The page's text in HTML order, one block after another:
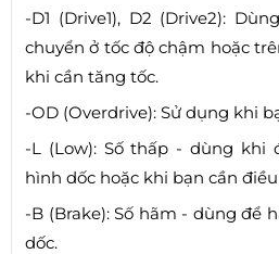
-D1 (Drive1), D2 (Drive2):
chuyển ở tốc độ chậm hoặc
khi cần tăng tốc.
-OD (Overdrive): Sử dụng khi
-L (Low): Số thấp - dùng khi
hình dốc hoặc khi bạn cần
-B (Brake): Số hãm - dùng để
dốc.